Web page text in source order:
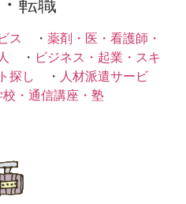
ス ・ 薬剤・医・看護師・
・ ビジネス・起業・スキ
探し ・ 人材派遣サービ
校・通信講座・塾